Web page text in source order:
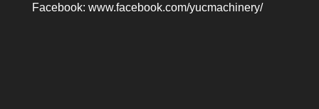
Facebook: www.facebook.com/yucmachinery/